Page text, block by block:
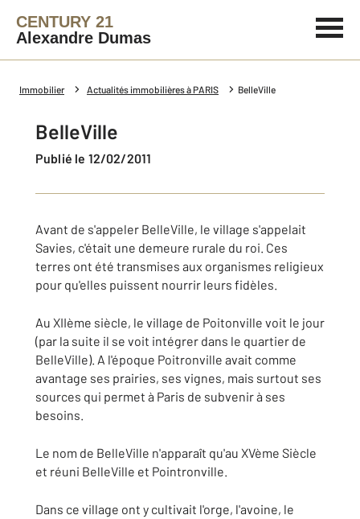
CENTURY 21
Alexandre Dumas
Immobilier Actualités immobilières à PARIS BelleVille
BelleVille
Publié le 12/02/2011
Avant de s'appeler BelleVille, le village s'appelait
Savies, c'était une demeure rurale du roi. Ces
terres ont été transmises aux organismes religieux
pour qu'elles puissent nourrir leurs fidèles.
Au XIIème siècle, le village de Poitonville voit le jour
(par la suite il se voit intégrer dans le quartier de
BelleVille). A l'époque Poitronville avait comme
avantage ses prairies, ses vignes, mais surtout ses
sources qui permet à Paris de subvenir à ses
besoins.
Le nom de BelleVille n'apparaît qu'au XVème Siècle
et réuni BelleVille et Pointronville.
Dans ce village ont y cultivait l'orge, l'avoine, le